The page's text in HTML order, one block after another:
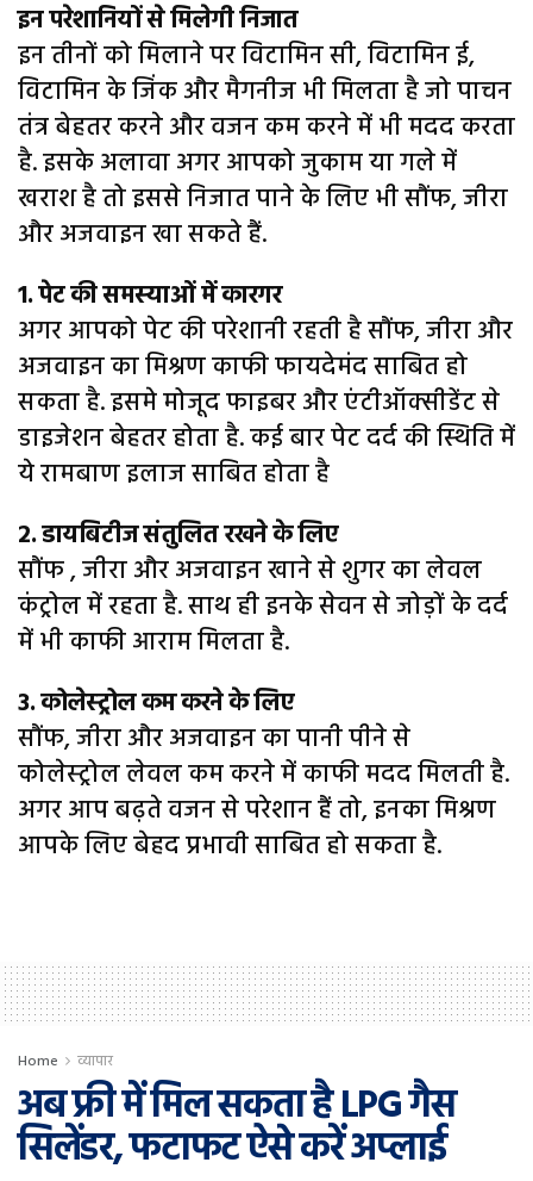
इन परेशानियों से मिलेगी निजात
इन तीनों को मिलाने पर विटामिन सी, विटामिन ई,
विटामिन के जिंक और मैगनीज भी मिलता है जो पाचन
तंत्र बेहतर करने और वजन कम करने में भी मदद करता
है. इसके अलावा अगर आपको जुकाम या गले में
खराश है तो इससे निजात पाने के लिए भी सौंफ, जीरा
और अजवाइन खा सकते हैं.
1. पेट की समस्याओं में कारगर
अगर आपको पेट की परेशानी रहती है सौंफ, जीरा और
अजवाइन का मिश्रण काफी फायदेमंद साबित हो
सकता है. इसमे मोजूद फाइबर और एंटीऑक्सीडेंट से
डाइजेशन बेहतर होता है. कई बार पेट दर्द की स्थिति में
ये रामबाण इलाज साबित होता है
2. डायबिटीज संतुलित रखने के लिए
सौंफ , जीरा और अजवाइन खाने से शुगर का लेवल
कंट्रोल में रहता है. साथ ही इनके सेवन से जोड़ों के दर्द
में भी काफी आराम मिलता है.
3. कोलेस्ट्रोल कम करने के लिए
सौंफ, जीरा और अजवाइन का पानी पीने से
कोलेस्ट्रोल लेवल कम करने में काफी मदद मिलती है.
अगर आप बढ़ते वजन से परेशान हैं तो, इनका मिश्रण
आपके लिए बेहद प्रभावी साबित हो सकता है.
Home व्यापार
अब फ्री में मिल सकता है LPG गैस
सिलेंडर, फटाफट ऐसे करें अप्लाई